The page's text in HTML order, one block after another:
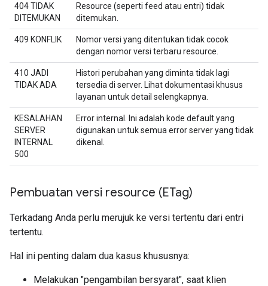
404 TIDAK
DITEMUKAN
Resource (seperti feed atau entri) tidak
ditemukan.
409 KONFLIK
Nomor versi yang ditentukan tidak cocok
dengan nomor versi terbaru resource.
410 JADI
TIDAK ADA
Histori perubahan yang diminta tidak lagi
tersedia di server. Lihat dokumentasi khusus
layanan untuk detail selengkapnya.
KESALAHAN
SERVER
INTERNAL
500
Error internal. Ini adalah kode default yang
digunakan untuk semua error server yang tidak
dikenal.
Pembuatan versi resource (ETag)
Terkadang Anda perlu merujuk ke versi tertentu dari entri
tertentu.
Hal ini penting dalam dua kasus khususnya:
Melakukan "pengambilan bersyarat", saat klien